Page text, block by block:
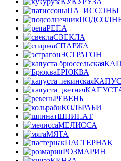
КУКУРУЗА
ПАТИССОНЫ
РЕПА
СВЕКЛА
СПАРЖА
ЭСТРАГОН
БРЮКВА
РЕВЕНЬ
КОЛЬРАБИ
ШПИНАТ
МЕЛИССА
МЯТА
ПАСТЕРНАК
РОЗМАРИН